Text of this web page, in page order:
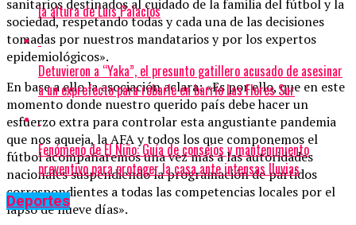
sanitarios destinados al cuidado de la familia del fútbol y la
sociedad, respetando todas y cada una de las decisiones
tomadas por nuestros mandatarios y por los expertos
epidemiológicos».
En base a ello la asociación aclara: «Es por ello, que en este
momento donde nuestro querido país debe hacer un
esfuerzo extra para controlar esta angustiante pandemia
que nos aqueja, la AFA y todos los que componemos el
fútbol acompañaremos una vez más a las autoridades
nacionales suspendiendo la programación de partidos
correspondientes a todas las competencias locales por el
lapso de nueve días».
la altura de Luis Palacios
Detuvieron a “Yaka”, el presunto gatillero acusado de asesinar
a un exprefecto para robarle en barrio Las Flores Sur
Fenómeno de El Niño: Guía de consejos y mantenimiento
preventivo para proteger la casa ante intensas lluvias
Deportes